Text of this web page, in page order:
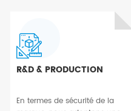
R&D & PRODUCTION
En termes de sécurité de la